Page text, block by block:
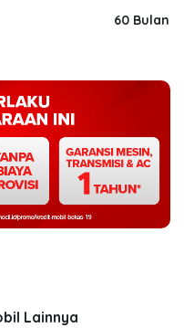
60 Bulan
Lainnya